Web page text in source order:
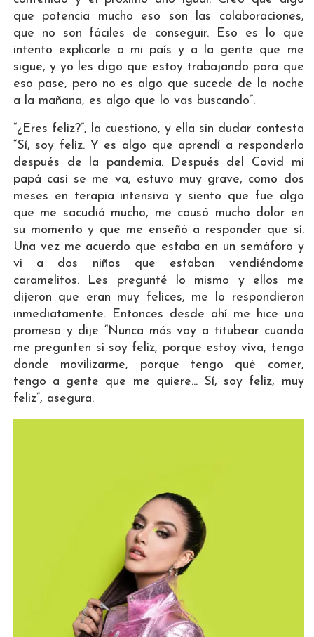
que potencia mucho eso son las colaboraciones,
que no son fáciles de conseguir. Eso es lo que
intento explicarle a mi país y a la gente que me
sigue, y yo les digo que estoy trabajando para que
eso pase, pero no es algo que sucede de la noche
a la mañana, es algo que lo vas buscando”.
“¿Eres feliz?”, la cuestiono, y ella sin dudar contesta
“Sí, soy feliz. Y es algo que aprendí a responderlo
después de la pandemia. Después del Covid mi
papá casi se me va, estuvo muy grave, como dos
meses en terapia intensiva y siento que fue algo
que me sacudió mucho, me causó mucho dolor en
su momento y que me enseñó a responder que sí.
Una vez me acuerdo que estaba en un semáforo y
vi a dos niños que estaban vendiéndome
caramelitos. Les pregunté lo mismo y ellos me
dijeron que eran muy felices, me lo respondieron
inmediatamente. Entonces desde ahí me hice una
promesa y dije “Nunca más voy a titubear cuando
me pregunten si soy feliz, porque estoy viva, tengo
donde movilizarme, porque tengo qué comer,
tengo a gente que me quiere... Sí, soy feliz, muy
feliz”, asegura.